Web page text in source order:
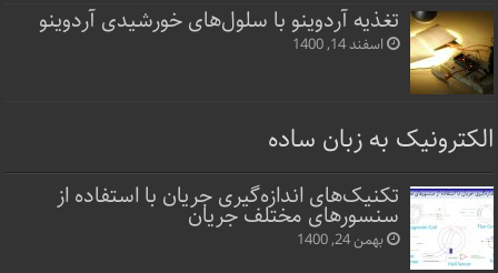
تغذیه آردوینو با سلول‌های خورشیدی آردوینو
اسفند 14, 1400
الکترونیک به زبان ساده
تکنیک‌های اندازه‌گیری جریان با استفاده از
سنسورهای مختلف جریان
بهمن 24, 1400